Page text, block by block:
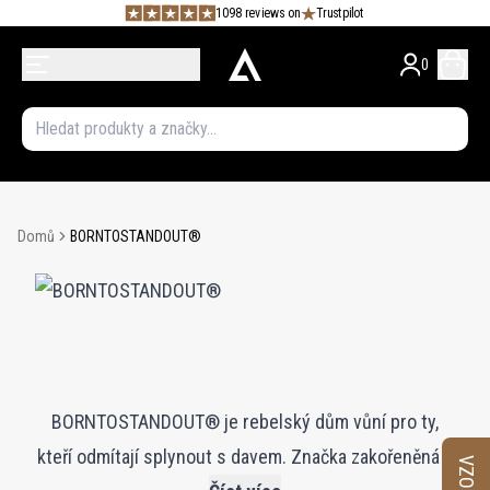
1098 reviews on Trustpilot
0
Domů BORNTOSTANDOUT®
BORNTOSTANDOUT® je rebelský dům vůní pro ty,
kteří odmítají splynout s davem. Značka zakořeněná v